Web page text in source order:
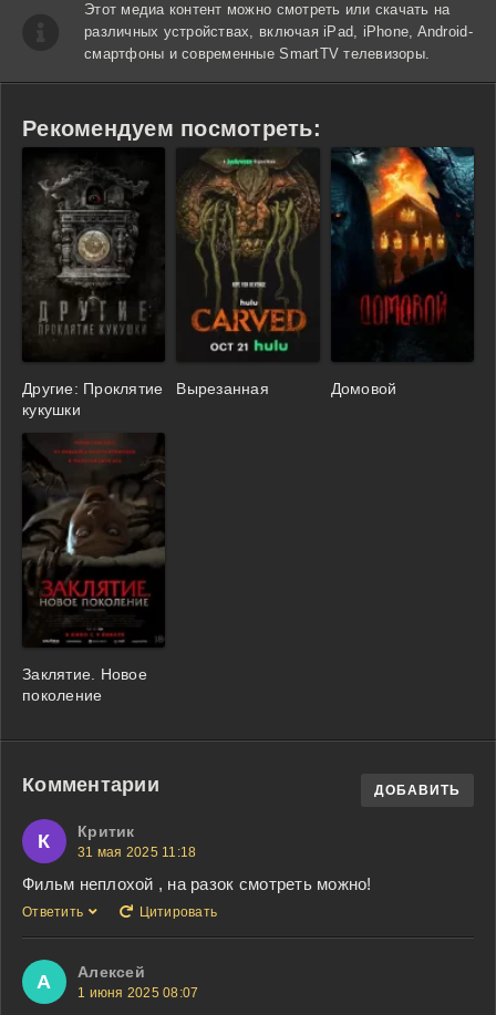
Этот медиа контент можно смотреть или скачать на
различных устройствах, включая iPad, iPhone, Android-
смартфоны и современные SmartTV телевизоры.
Рекомендуем посмотреть:
Другие: Проклятие
кукушки
Вырезанная Домовой
Заклятие. Новое
поколение
Комментарии ДОБАВИТЬ
К Критик
31 мая 2025 11:18
Фильм неплохой , на разок смотреть можно!
Ответить Цитировать
А Алексей
1 июня 2025 08:07